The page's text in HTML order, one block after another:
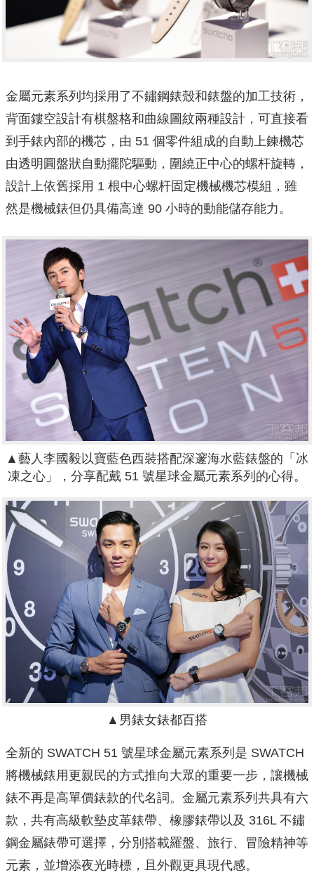
金屬元素系列均採用了不鏽鋼錶殼和錶盤的加工技術，
背面鏤空設計有棋盤格和曲線圖紋兩種設計，可直接看
到手錶內部的機芯，由 51 個零件組成的自動上鍊機芯
由透明圓盤狀自動擺陀驅動，圍繞正中心的螺杆旋轉，
設計上依舊採用 1 根中心螺杆固定機械機芯模組，雖
然是機械錶但仍具備高達 90 小時的動能儲存能力。
▲ 藝人李國毅以寶藍色西裝搭配深邃海水藍錶盤的「冰
凍之心」，分享配戴 51 號星球金屬元素系列的心得。
▲男錶女錶都百搭
全新的 SWATCH 51 號星球金屬元素系列是 SWATCH
將機械錶用更親民的方式推向大眾的重要一步，讓機械
錶不再是高單價錶款的代名詞。金屬元素系列共具有六
款，共有高級軟墊皮革錶帶、橡膠錶帶以及 316L 不鏽
鋼金屬錶帶可選擇，分別搭載羅盤、旅行、冒險精神等
元素，並增添夜光時標，且外觀更具現代感。